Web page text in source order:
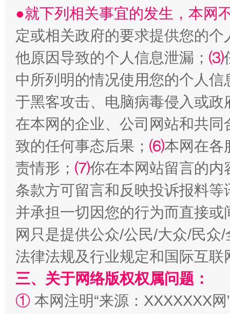
全民健身五年计划来了！等你上场
阿坝州三大球赛在茂县开幕 规模
●就下列相关事宜的发生，本网
定或相关政府的要求提供您的个
他原因导致的个人信息泄漏； ⑶
中所列明的情况使用您的个人
于黑客攻击、电脑病毒侵入或
在本网的企业、公司网站和共
致的任何事态后果； ⑹本网在各
责情形； ⑺你在本网站留言的内
条款方可留言和反映投诉报料
并承担一切因您的行为而直接
网只是提供公众/公民/大众/民
法律法规及行业规定和国际互
三、关于网络版权权属问题：
① 本网注明“来源：XXXXXXX